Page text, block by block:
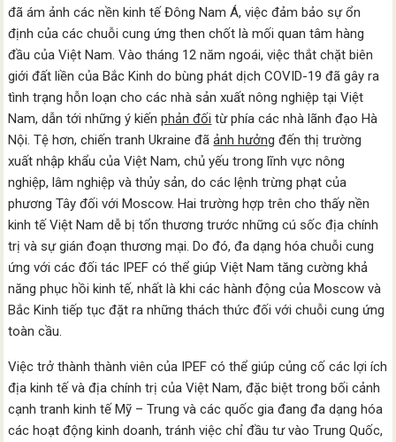
đã ám ảnh các nền kinh tế Đông Nam Á, việc đảm bảo sự ổn
định của các chuỗi cung ứng then chốt là mối quan tâm hàng
đầu của Việt Nam. Vào tháng 12 năm ngoái, việc thắt chặt biên
giới đất liền của Bắc Kinh do bùng phát dịch COVID-19 đã gây ra
tình trạng hỗn loạn cho các nhà sản xuất nông nghiệp tại Việt
Nam, dẫn tới những ý kiếnphản đối từ phía các nhà lãnh đạo Hà
Nội. Tệ hơn, chiến tranh Ukraine đãảnh hưởng đến thị trường
xuất nhập khẩu của Việt Nam, chủ yếu trong lĩnh vực nông
nghiệp, lâm nghiệp và thủy sản, do các lệnh trừng phạt của
phương Tây đối với Moscow. Hai trường hợp trên cho thấy nền
kinh tế Việt Nam dễ bị tổn thương trước những cú sốc địa chính
trị và sự gián đoạn thương mại. Do đó, đa dạng hóa chuỗi cung
ứng với các đối tác IPEF có thể giúp Việt Nam tăng cường khả
năng phục hồi kinh tế, nhất là khi các hành động của Moscow và
Bắc Kinh tiếp tục đặt ra những thách thức đối với chuỗi cung ứng
toàn cầu.
Việc trở thành thành viên của IPEF có thể giúp củng cố các lợi ích
địa kinh tế và địa chính trị của Việt Nam, đặc biệt trong bối cảnh
cạnh tranh kinh tế Mỹ – Trung và các quốc gia đang đa dạng hóa
các hoạt động kinh doanh, tránh việc chỉ đầu tư vào Trung Quốc,